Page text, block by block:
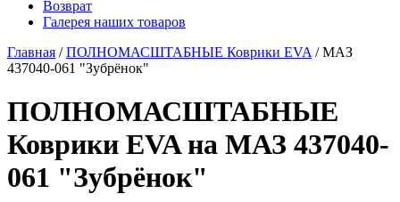
Возврат
Галерея наших товаров
Главная /ПОЛНОМАСШТАБНЫЕ Коврики EVA / МАЗ
437040-061 "Зубрёнок"
ПОЛНОМАСШТАБНЫЕ
Коврики EVA на МАЗ 437040-
061 "Зубрёнок"